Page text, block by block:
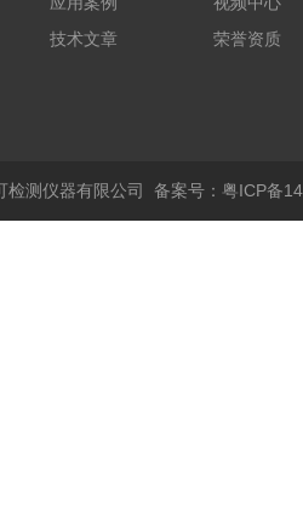
技术文章
荣誉资质
检测仪器有限公司 备案号：粤ICP备